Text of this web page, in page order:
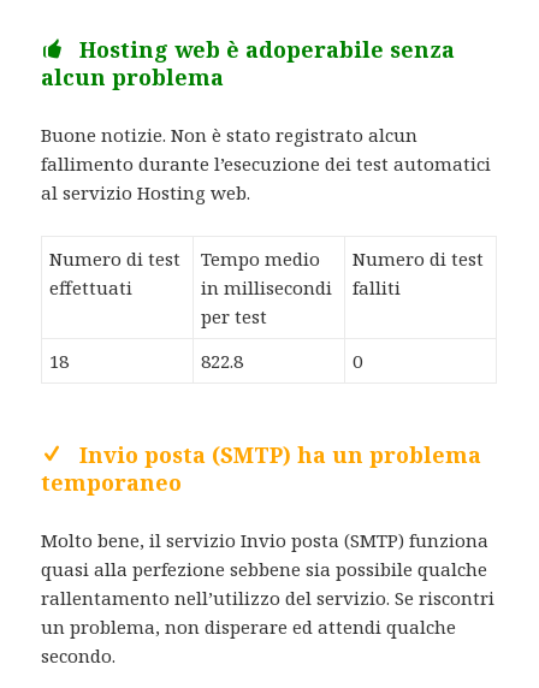
Hosting web è adoperabile senza
alcun problema
Buone notizie. Non è stato registrato alcun
fallimento durante l’esecuzione dei test automatici
al servizio Hosting web.
Numero di test
effettuati
Tempo medio
in millisecondi
per test
Numero di test
falliti
18 822.8 0
Invio posta (SMTP) ha un problema
temporaneo
Molto bene, il servizio Invio posta (SMTP) funziona
quasi alla perfezione sebbene sia possibile qualche
rallentamento nell’utilizzo del servizio. Se riscontri
un problema, non disperare ed attendi qualche
secondo.